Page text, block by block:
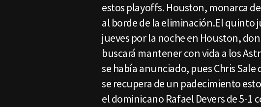
estos playoffs. Houston, monarca
al borde de la eliminación.El quinto
jueves por la noche en Houston,
buscará mantener con vida a los
se había anunciado, pues Chris
se recupera de un padecimiento
el dominicano Rafael Devers de 5-1